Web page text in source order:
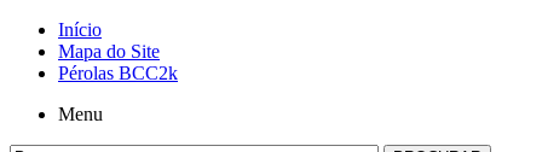
Início
Mapa do Site
Pérolas BCC2k
Menu